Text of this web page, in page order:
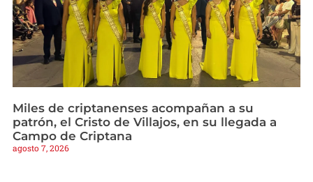
Miles de criptanenses acompañan a su
patrón, el Cristo de Villajos, en su llegada a
Campo de Criptana
agosto 7, 2026